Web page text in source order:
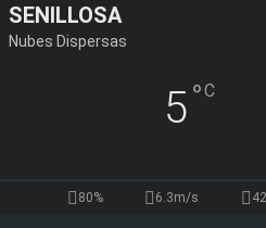
SENILLOSA
Nubes Dispersas
5°C
80% 6.3m/s